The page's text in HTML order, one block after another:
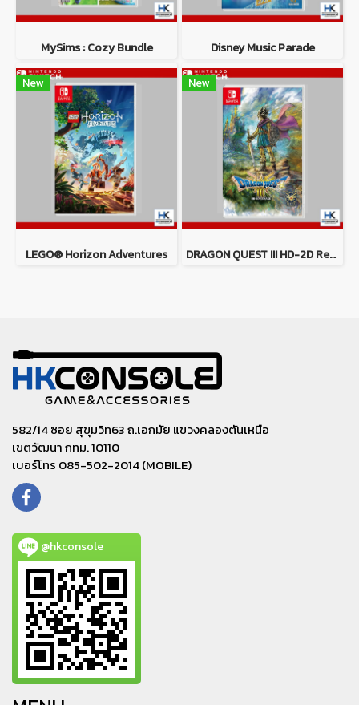
MySims : Cozy Bundle Disney Music Parade
New
LEGO® Horizon Adventures
New
DRAGON QUEST III HD-2D Remake
582/14 ซอย สุขุมวิท63 ถ.เอกมัย แขวงคลองตันเหนือ
เขตวัฒนา กทม. 10110
เบอร์โทร 085-502-2014 (MOBILE)
@hkconsole